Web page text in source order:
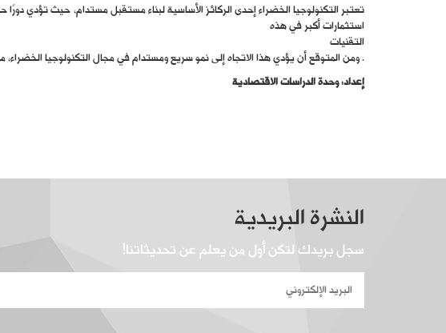
تعتبر التكنولوجيا الخضراء إحدى الركائز الأساسية لبناء مستقبل مستدام، حيث تؤدي
استثمارات أكبر في هذه
التقنيات
. ومن المتوقع أن يؤدي هذا الاتجاه إلى نمو سريع ومستدام في مجال التكنولوجيا
إعداد: وحدة الدراسات الاقتصادية
النشرة البريدية
سجل بريدك لتكن أول من يعلم عن تحديثاتنا!